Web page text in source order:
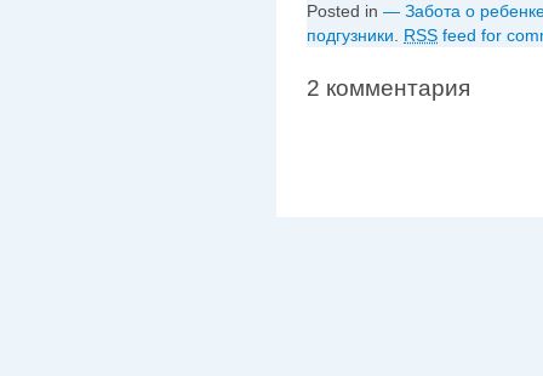
Posted in — Забота о
подгузники
RSS feed for
2 комментария